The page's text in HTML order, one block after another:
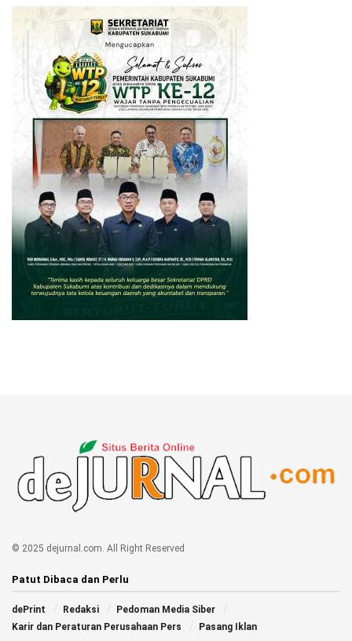
© 2025 dejurnal.com. All Right Reserved
Patut Dibaca dan Perlu
dePrint Redaksi
Pedoman Media Siber
Karir dan Peraturan Perusahaan Pers
Pasang Iklan